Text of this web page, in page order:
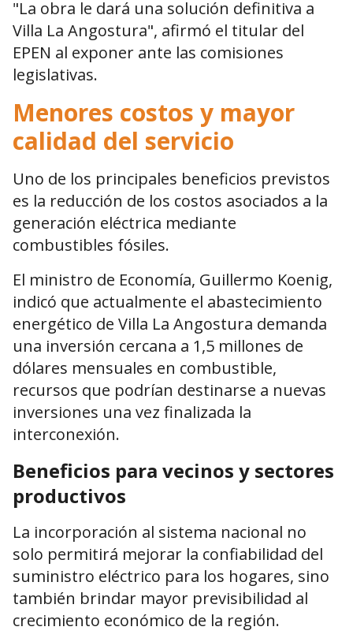
"La obra le dará una solución definitiva a
Villa La Angostura", afirmó el titular del
EPEN al exponer ante las comisiones
legislativas.
Menores costos y mayor
calidad del servicio
Uno de los principales beneficios previstos
es la reducción de los costos asociados a la
generación eléctrica mediante
combustibles fósiles.
El ministro de Economía, Guillermo Koenig,
indicó que actualmente el abastecimiento
energético de Villa La Angostura demanda
una inversión cercana a 1,5 millones de
dólares mensuales en combustible,
recursos que podrían destinarse a nuevas
inversiones una vez finalizada la
interconexión.
Beneficios para vecinos y sectores
productivos
La incorporación al sistema nacional no
solo permitirá mejorar la confiabilidad del
suministro eléctrico para los hogares, sino
también brindar mayor previsibilidad al
crecimiento económico de la región.